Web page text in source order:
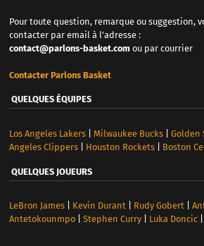
Pour toute question, remarque ou suggestion,
contacter par email à l'adresse :
contact@parlons-basket.com ou par courrier
Contacter Parlons Basket
QUELQUES ÉQUIPES
Los Angeles Lakers| Milwaukee Bucks| Golden
Angeles Clippers| Houston Rockets| Boston
QUELQUES JOUEURS
LeBron James| Kevin Durant| Rudy Gobert|
Antetokounmpo| Stephen Curry| Luka Doncic|